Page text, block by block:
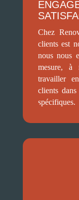
Chez
clients est
nous nous
mesure, à
travailler
clients
spécifiques.